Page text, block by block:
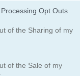
and store
or usage behaviour.
to Google and its
specified purposes
Opt Outs
of the Sharing of my
of the Sale of my